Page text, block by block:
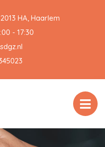
HA, Haarlem
- 17:30